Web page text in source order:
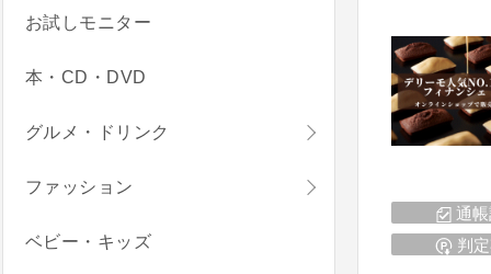
通
判
お試しモニター
本・CD・DVD
グルメ・ドリンク
ファッション
ベビー・キッズ